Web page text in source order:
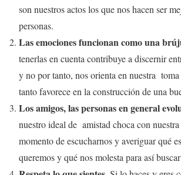
son nuestros actos los que nos hacen ser
personas.
Las emociones funcionan como una
tenerlas en cuenta contribuye a discernir
y no por tanto, nos orienta en nuestra
tanto favorece en la construcción de una
Los amigos, las personas en general
nuestro ideal de amistad choca con
momento de escucharnos y averiguar qué
queremos y qué nos molesta para así